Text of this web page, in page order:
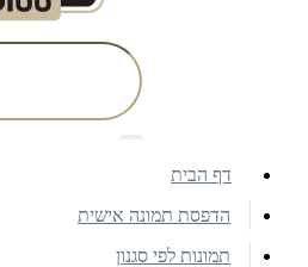
דף הבית
הדפסת תמונה אישית
תמונות לפי סגנון